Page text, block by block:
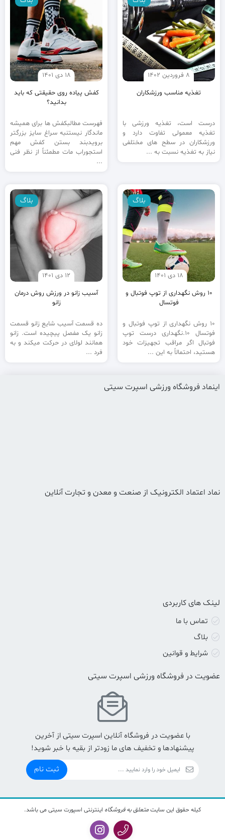
8 فروردین 1402
تغذیه مناسب ورزشکاران
درست است، تغذیه ورزشی با
تغذیه معمولی تفاوت دارد و
ورزشکاران در سطح های مختلفی
نیاز به تغذیه نسبت به ...
18 دی 1401
کفش پیاده روی حقیقتی که باید
بدانید؟
فهرست مطالبکفش ها برای همیشه
ماندگار نیستنبه سراغ سایز بزرگتر
برویدبند بستن کفش مهم
استجوراب مات مطمئناً از نظر فنی
...
18 دی 1401
10 روش نگهداری از توپ فوتبال و
فوتسال
10 روش نگهداری از توپ فوتبال و
فوتسال 10.نگهداری درست توپ
فوتبال اگر مراقب تجهیزات خود
هستید، احتمالاً به این ...
بلاگ
12 دی 1401
آسیب زانو در ورزش روش درمان
زانو
ده قسمت آسیب شایع زانو قسمت
زانو یک مفصل پیچیده است. زانو
همانند لولای در حرکت میکند و به
فرد ...
بلاگ
اینماد فروشگاه ورزشی اسپرت سیتی
نماد اعتماد الکترونیک از صنعت و معدن و تجارت آنلاین
لینک های کاربردی
تماس با ما
بلاگ
شرایط و قوانین
عضویت در فروشگاه ورزشی اسپرت سیتی
با عضویت در فروشگاه آنلاین اسپرت سیتی از آخرین
پیشنهادها و تخفیف های ما زودتر از بقیه با خبر شوید!
ثبت نام
کیله حقوق این سایتمتعلق به فروشگاه اینترنتی اسپورت سیتی می باشد.